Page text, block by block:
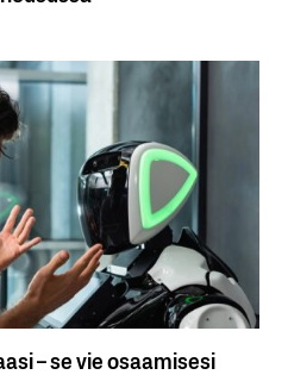
– se vie osaamisesi